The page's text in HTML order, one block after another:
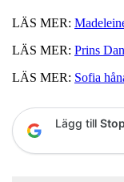
LÄS MER:
LÄS MER: Prins
LÄS MER: Sofia
Lägg till